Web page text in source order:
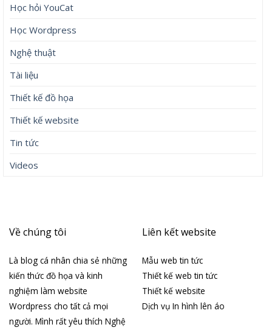
Học hỏi YouCat
Học Wordpress
Nghệ thuật
Tài liệu
Thiết kế đồ họa
Thiết kế website
Tin tức
Videos
Về chúng tôi
Là blog cá nhân chia sẻ những
kiến thức đồ họa và kinh
nghiệm làm website
Wordpress cho tất cả mọi
người. Mình rất yêu thích Nghệ
Liên kết website
Mẫu web tin tức
Thiết kế web tin tức
Thiết kế website
Dịch vụ In hình lên áo